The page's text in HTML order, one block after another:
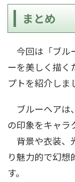
まとめ
今回は「ブル
ーを美しく描
プトを紹介しま
ブルーヘアは
の印象をキャラ
背景や衣装、
り魅力的で幻想
す。